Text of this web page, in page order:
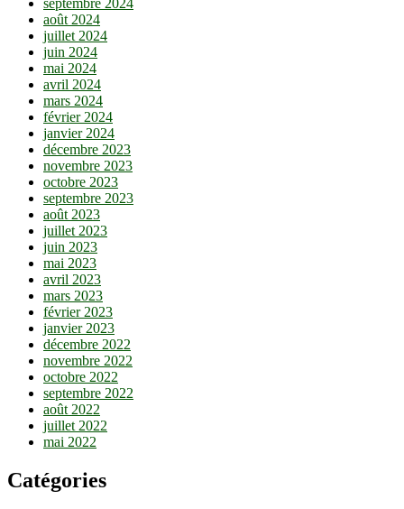
septembre 2024
août 2024
juillet 2024
juin 2024
mai 2024
avril 2024
mars 2024
février 2024
janvier 2024
décembre 2023
novembre 2023
octobre 2023
septembre 2023
août 2023
juillet 2023
juin 2023
mai 2023
avril 2023
mars 2023
février 2023
janvier 2023
décembre 2022
novembre 2022
octobre 2022
septembre 2022
août 2022
juillet 2022
mai 2022
Catégories